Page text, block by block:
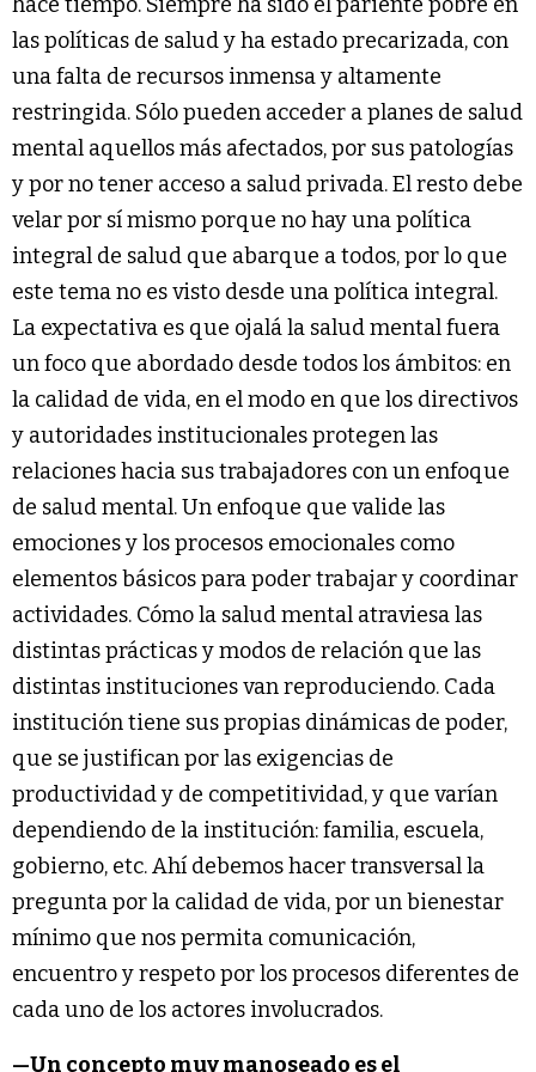
las políticas de salud y ha estado precarizada, con
una falta de recursos inmensa y altamente
restringida. Sólo pueden acceder a planes de salud
mental aquellos más afectados, por sus patologías
y por no tener acceso a salud privada. El resto debe
velar por sí mismo porque no hay una política
integral de salud que abarque a todos, por lo que
este tema no es visto desde una política integral.
La expectativa es que ojalá la salud mental fuera
un foco que abordado desde todos los ámbitos: en
la calidad de vida, en el modo en que los directivos
y autoridades institucionales protegen las
relaciones hacia sus trabajadores con un enfoque
de salud mental. Un enfoque que valide las
emociones y los procesos emocionales como
elementos básicos para poder trabajar y coordinar
actividades. Cómo la salud mental atraviesa las
distintas prácticas y modos de relación que las
distintas instituciones van reproduciendo. Cada
institución tiene sus propias dinámicas de poder,
que se justifican por las exigencias de
productividad y de competitividad, y que varían
dependiendo de la institución: familia, escuela,
gobierno, etc. Ahí debemos hacer transversal la
pregunta por la calidad de vida, por un bienestar
mínimo que nos permita comunicación,
encuentro y respeto por los procesos diferentes de
cada uno de los actores involucrados.
—Un concepto muy manoseado es el